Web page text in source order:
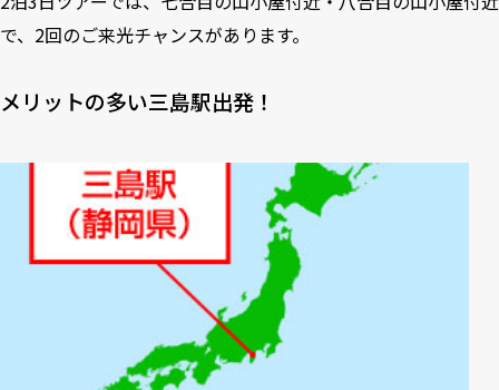
で、2回のご来光チャンスがあります。
メリットの多い三島駅出発！